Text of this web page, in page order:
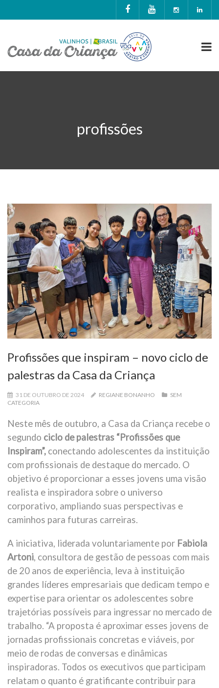
profissões
Profissões que inspiram – novo ciclo de
palestras da Casa da Criança
31 DE OUTUBRO DE 2024 REGIANE BONANHO
SEM
CATEGORIA
Neste mês de outubro, a Casa da Criança recebe o
segundo ciclo de palestras “Profissões que
Inspiram”, conectando adolescentes da instituição
com profissionais de destaque do mercado. O
objetivo é proporcionar a esses jovens uma visão
realista e inspiradora sobre o universo
corporativo, ampliando suas perspectivas e
caminhos para futuras carreiras.
A iniciativa, liderada voluntariamente por Fabiola
Artoni, consultora de gestão de pessoas com mais
de 20 anos de experiência, leva à instituição
grandes líderes empresariais que dedicam tempo e
expertise para orientar os adolescentes sobre
trajetórias possíveis para ingressar no mercado de
trabalho. “A proposta é aproximar esses jovens de
jornadas profissionais concretas e viáveis, por
meio de rodas de conversas e dinâmicas
inspiradoras. Todos os executivos que participam
relatam o quanto é gratificante contribuir para